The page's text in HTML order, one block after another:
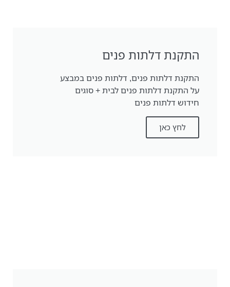
התקנת דלתות פנים
התקנת דלתות פנים, דלתות פנים במבצע
על התקנת דלתות פנים לבית + סוגים
חידוש דלתות פנים
לחץ כאן